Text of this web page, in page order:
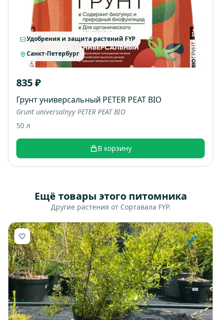
Удобрения и защита растений FYP
Санкт-Петербург
835 ₽
Грунт универсальный PETER PEAT BIO
Grunt universalnyy PETER PEAT BIO
50 л
В корзину
Ещё товары этого питомника
Другие растения от Сортавала FYP.